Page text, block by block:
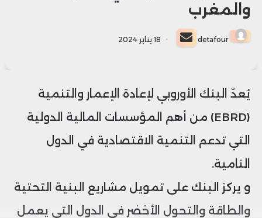
والمغرب
detafour
أرسل
بريدا
18 يناير 2024
يُعدّ البنك الأوروبي لإعادة الإعمار والتنمية
(EBRD) من أهم المؤسسات المالية الدولية
التي تدعم التنمية الاقتصادية في الدول
النامية.
و يركز البنك على تمويل مشاريع البنية التحتية
والطاقة والتحول الأخضر في الدول التي يعمل